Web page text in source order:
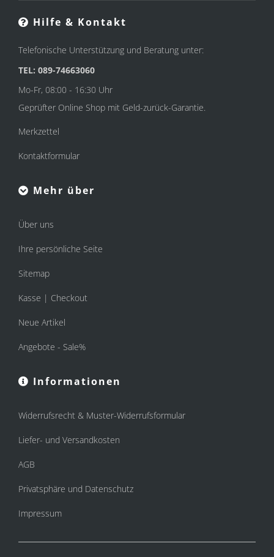
Hilfe & Kontakt
Telefonische Unterstützung und Beratung unter:
TEL: 089-74663060
Mo-Fr, 08:00 - 16:30 Uhr
Geprüfter Online Shop mit Geld-zurück-Garantie.
Merkzettel
Kontaktformular
Mehr über
Über uns
Ihre persönliche Seite
Sitemap
Kasse | Checkout
Neue Artikel
Angebote - Sale%
Informationen
Widerrufsrecht & Muster-Widerrufsformular
Liefer- und Versandkosten
AGB
Privatsphäre und Datenschutz
Impressum